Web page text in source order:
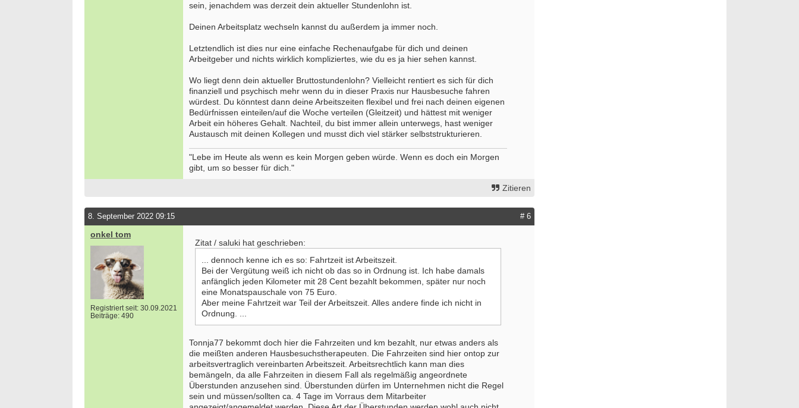
sein, jenachdem was derzeit dein aktueller Stundenlohn ist.
Deinen Arbeitsplatz wechseln kannst du außerdem ja immer noch.
Letztendlich ist dies nur eine einfache Rechenaufgabe für dich und deinen
Arbeitgeber und nichts wirklich kompliziertes, wie du es ja hier sehen kannst.
Wo liegt denn dein aktueller Bruttostundenlohn? Vielleicht rentiert es sich für dich
finanziell und psychisch mehr wenn du in dieser Praxis nur Hausbesuche fahren
würdest. Du könntest dann deine Arbeitszeiten flexibel und frei nach deinen eigenen
Bedürfnissen einteilen/auf die Woche verteilen (Gleitzeit) und hättest mit weniger
Arbeit ein höheres Gehalt. Nachteil, du bist immer allein unterwegs, hast weniger
Austausch mit deinen Kollegen und musst dich viel stärker selbststrukturieren.
"Lebe im Heute als wenn es kein Morgen geben würde. Wenn es doch ein Morgen
gibt, um so besser für dich."
Zitieren
8. September 2022 09:15 # 6
onkel tom
Registriert seit: 30.09.2021
Beiträge: 490
Zitat / saluki hat geschrieben:
... dennoch kenne ich es so: Fahrtzeit ist Arbeitszeit.
Bei der Vergütung weiß ich nicht ob das so in Ordnung ist. Ich habe damals
anfänglich jeden Kilometer mit 28 Cent bezahlt bekommen, später nur noch
eine Monatspauschale von 75 Euro.
Aber meine Fahrtzeit war Teil der Arbeitszeit. Alles andere finde ich nicht in
Ordnung. ...
Tonnja77 bekommt doch hier die Fahrzeiten und km bezahlt, nur etwas anders als
die meißten anderen Hausbesuchstherapeuten. Die Fahrzeiten sind hier ontop zur
arbeitsvertraglich vereinbarten Arbeitszeit. Arbeitsrechtlich kann man dies
bemängeln, da alle Fahrzeiten in diesem Fall als regelmäßig angeordnete
Überstunden anzusehen sind. Überstunden dürfen im Unternehmen nicht die Regel
sein und müssen/sollten ca. 4 Tage im Vorraus dem Mitarbeiter